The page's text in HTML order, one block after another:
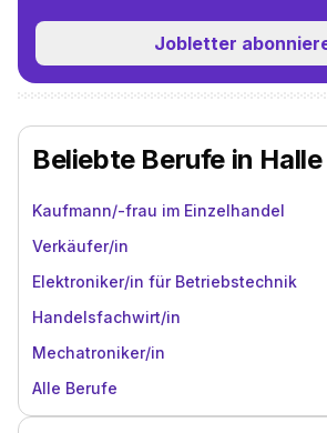
Jobletter
Beliebte Berufe in Halle
Kaufmann/-frau im Einzelhandel
Verkäufer/in
Elektroniker/in für Betriebstechnik
Handelsfachwirt/in
Mechatroniker/in
Alle Berufe